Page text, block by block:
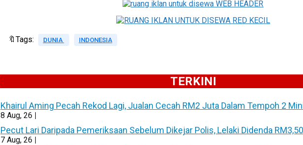
🔖Tags: DUNIA INDONESIA
TERKINI
Khairul Aming Pecah Rekod Lagi, Jualan Cecah RM2 Juta Dalam Tempoh 2
8 Aug, 26 |
Pecut Lari Daripada Pemeriksaan Sebelum Dikejar Polis, Lelaki Didenda
7 Aug, 26 |